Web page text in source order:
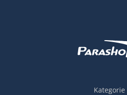
Kategorie